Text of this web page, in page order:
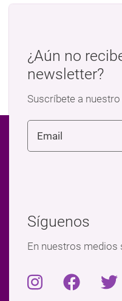
¿Aún no
newsletter?
Suscríbete a
Síguenos
En nuestros medios